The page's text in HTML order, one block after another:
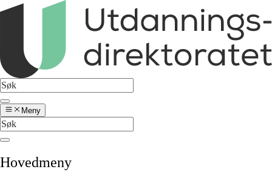
Meny
Hovedmeny